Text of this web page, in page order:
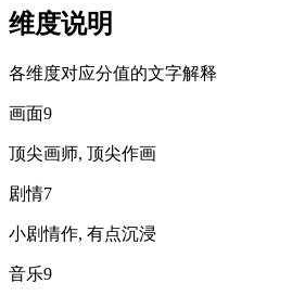
维度说明
各维度对应分值的文字解释
画面9
顶尖画师, 顶尖作画
剧情7
小剧情作, 有点沉浸
音乐9